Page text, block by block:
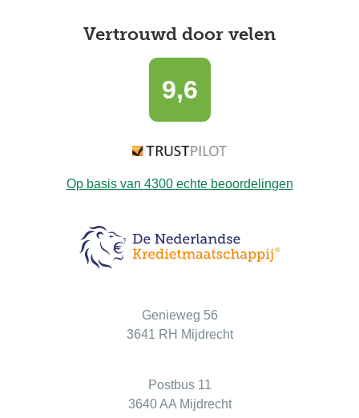
Vertrouwd door velen
9,6
Op basis van 4300echte beoordelingen
Genieweg 56
3641 RH Mijdrecht
Postbus 11
3640 AA Mijdrecht